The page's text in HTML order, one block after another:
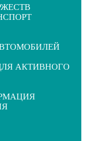
АКТИВНОГО